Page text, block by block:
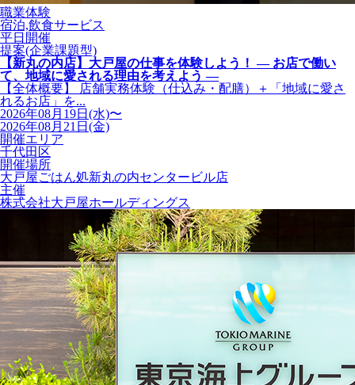
職業体験
宿泊,飲食サービス
平日開催
提案(企業課題型)
【新丸の内店】大戸屋の仕事を体験しよう！ ― お店で働い
て、地域に愛される理由を考えよう ―
【全体概要】 店舗実務体験（仕込み・配膳）＋「地域に愛さ
れるお店」を...
2026年08月19日(水)〜
2026年08月21日(金)
開催エリア
千代田区
開催場所
大戸屋ごはん処新丸の内センタービル店
主催
株式会社大戸屋ホールディングス